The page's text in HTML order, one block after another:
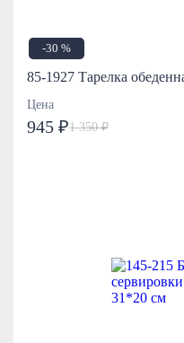
-30 %
85-1927 Тарелка
Цена
945 ₽1 350 ₽